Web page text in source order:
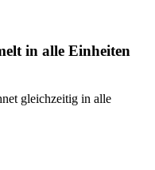
in alle Einheiten
gleichzeitig in alle